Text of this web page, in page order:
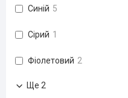
Синій 5
Сірий 1
Фіолетовий 2
Ще 2